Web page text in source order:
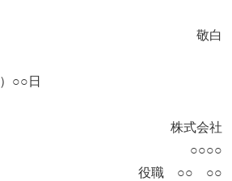
敬白
○○日
会社
○○○○
役職 ○○ ○○